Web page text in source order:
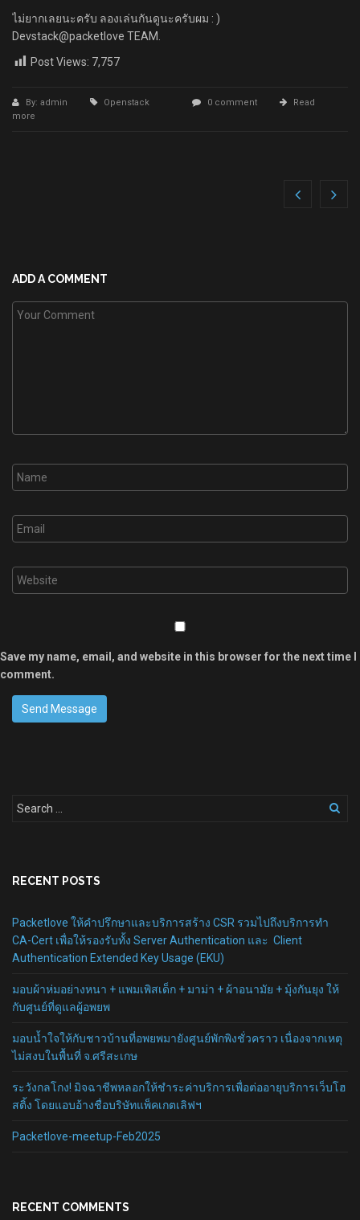
ไม่ยากเลยนะครับ ลองเล่นกันดูนะครับผม : )
Devstack@packetlove TEAM.
Post Views: 7,757
By: admin Openstack 0 comment
Read
more
ADD A COMMENT
Save my name, email, and website in this browser for the next time I
comment.
RECENT POSTS
Packetlove ให้คำปรึกษาและบริการสร้าง CSR รวมไปถึงบริการทำ
CA-Cert เพื่อให้รองรับทั้ง Server Authentication และ Client
Authentication Extended Key Usage (EKU)
มอบผ้าห่มอย่างหนา + แพมเพิสเด็ก + มาม่า + ผ้าอนามัย + มุ้งกันยุง ให้
กับศูนย์ที่ดูแลผู้อพยพ
มอบน้ำใจให้กับชาวบ้านที่อพยพมายังศูนย์พักพิงชั่วคราว เนื่องจากเหตุ
ไม่สงบในพื้นที่ จ.ศรีสะเกษ
ระวังกลโกง! มิจฉาชีพหลอกให้ชำระค่าบริการเพื่อต่ออายุบริการเว็บโฮ
สติ้ง โดยแอบอ้างชื่อบริษัทแพ็คเกตเลิฟฯ
Packetlove-meetup-Feb2025
RECENT COMMENTS